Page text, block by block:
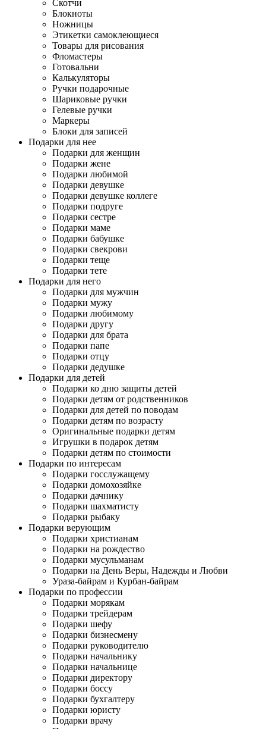
Скотчи
Блокноты
Ножницы
Этикетки самоклеющиеся
Товары для рисования
Фломастеры
Готовальни
Калькуляторы
Ручки подарочные
Шариковые ручки
Гелевые ручки
Маркеры
Блоки для записей
Подарки для нее
Подарки для женщин
Подарки жене
Подарки любимой
Подарки девушке
Подарки девушке коллеге
Подарки подруге
Подарки сестре
Подарки маме
Подарки бабушке
Подарки свекрови
Подарки теще
Подарки тете
Подарки для него
Подарки для мужчин
Подарки мужу
Подарки любимому
Подарки другу
Подарки для брата
Подарки папе
Подарки отцу
Подарки дедушке
Подарки для детей
Подарки ко дню защиты детей
Подарки детям от родственников
Подарки для детей по поводам
Подарки детям по возрасту
Оригинальные подарки детям
Игрушки в подарок детям
Подарки детям по стоимости
Подарки по интересам
Подарки госслужащему
Подарки домохозяйке
Подарки дачнику
Подарки шахматисту
Подарки рыбаку
Подарки верующим
Подарки христианам
Подарки на рождество
Подарки мусульманам
Подарки на День Веры, Надежды и Любви
Ураза-байрам и Курбан-байрам
Подарки по профессии
Подарки морякам
Подарки трейдерам
Подарки шефу
Подарки бизнесмену
Подарки руководителю
Подарки начальнику
Подарки начальнице
Подарки директору
Подарки боссу
Подарки бухгалтеру
Подарки юристу
Подарки врачу